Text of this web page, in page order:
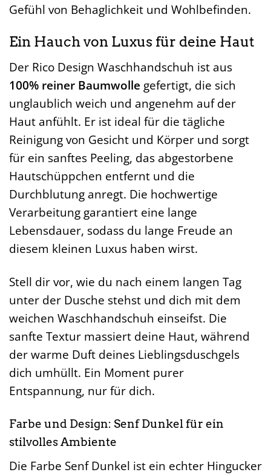
Gefühl von Behaglichkeit und Wohlbefinden.
Ein Hauch von Luxus für deine Haut
Der Rico Design Waschhandschuh ist aus
100% reiner Baumwolle gefertigt, die sich
unglaublich weich und angenehm auf der
Haut anfühlt. Er ist ideal für die tägliche
Reinigung von Gesicht und Körper und sorgt
für ein sanftes Peeling, das abgestorbene
Hautschüppchen entfernt und die
Durchblutung anregt. Die hochwertige
Verarbeitung garantiert eine lange
Lebensdauer, sodass du lange Freude an
diesem kleinen Luxus haben wirst.
Stell dir vor, wie du nach einem langen Tag
unter der Dusche stehst und dich mit dem
weichen Waschhandschuh einseifst. Die
sanfte Textur massiert deine Haut, während
der warme Duft deines Lieblingsduschgels
dich umhüllt. Ein Moment purer
Entspannung, nur für dich.
Farbe und Design: Senf Dunkel für ein
stilvolles Ambiente
Die Farbe Senf Dunkel ist ein echter Hingucker